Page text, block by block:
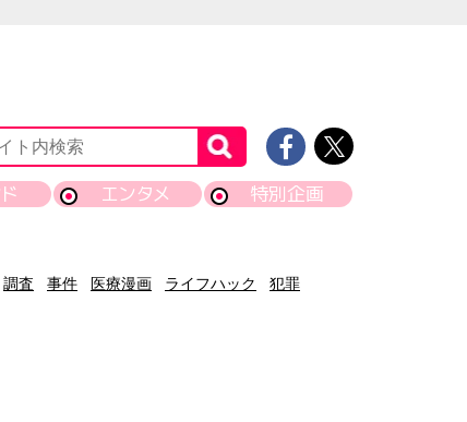
エンタメ 特別企画
調査 事件 医療漫画 ライフハック
犯罪